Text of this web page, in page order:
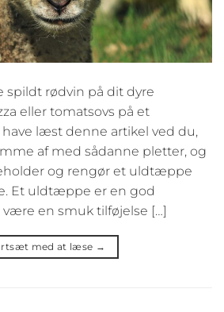
spildt rødvin på dit dyre
eller tomatsovs på et
læst denne artikel ved du,
af med sådanne pletter, og
og rengør et uldtæppe
Et uldtæppe er en god
en smuk tilføjelse […]
med at læse →